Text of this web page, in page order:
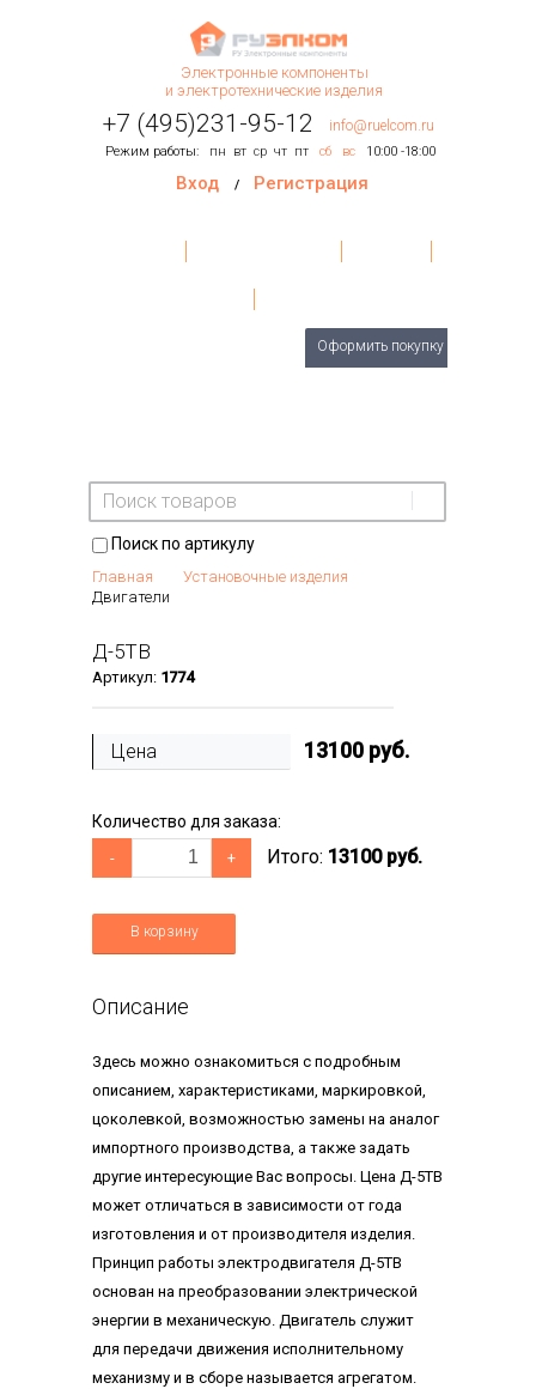
Электронные компоненты
и электротехнические изделия
+7 (495)231-95-12 info@ruelcom.ru
Режим работы: пн вт ср чт пт сб вс 10:00 -18:00
Вход / Регистрация
Оформить покупку
Поиск по артикулу
Главная
Установочные изделия
Двигатели
Д-5ТВ
Артикул: 1774
Цена 13100 руб.
Количество для заказа:
- + Итого: 13100 руб.
В корзину
Описание
Здесь можно ознакомиться с подробным
описанием, характеристиками, маркировкой,
цоколевкой, возможностью замены на аналог
импортного производства, а также задать
другие интересующие Вас вопросы. Цена Д-5ТВ
может отличаться в зависимости от года
изготовления и от производителя изделия.
Принцип работы электродвигателя Д-5ТВ
основан на преобразовании электрической
энергии в механическую. Двигатель служит
для передачи движения исполнительному
механизму и в сборе называется агрегатом.